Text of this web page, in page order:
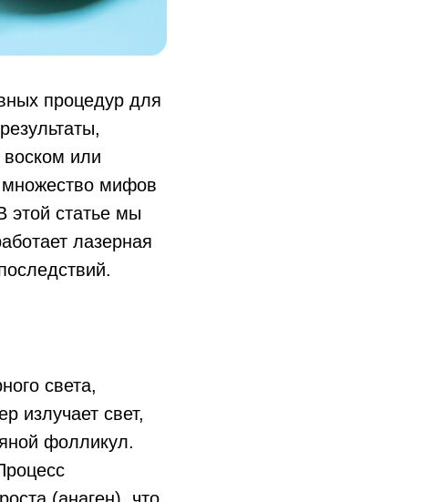
процедур для
или
множество мифов
этой статье мы
лазерная
света,
излучает свет,
фолликул.